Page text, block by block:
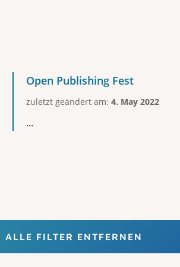
Open Publishing Fest
zuletzt geändert am: 4. May 2022
...
ALLE FILTER ENTFERNEN